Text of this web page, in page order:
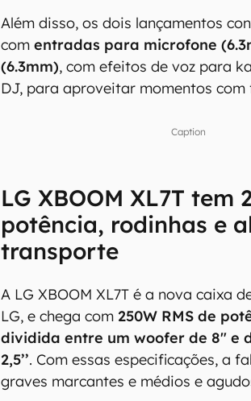
Além disso, os dois lançamentos
com entradas para microfone
(6.3mm), com efeitos de voz para
DJ, para aproveitar momentos com
Caption
LG XBOOM XL7T tem
potência, rodinhas e
transporte
A LG XBOOM XL7T é a nova caixa
LG, e chega com 250W RMS de
dividida entre um woofer de 8" e
2,5’’. Com essas especificações, a
graves marcantes e médios e